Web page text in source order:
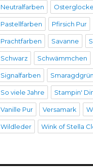
Neutralfarben Osterglocke
Pastellfarben Pfirsich Pur
Prachtfarben Savanne
Schwarz Schwämmchen
Signalfarben Smaragdgrün
So viele Jahre Stampin'
Vanille Pur Versamark
Wildleder Wink of Stella